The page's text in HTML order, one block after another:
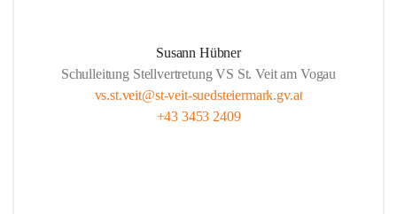
Susann Hübner
Schulleitung Stellvertretung VS St. Veit am Vogau
vs.st.veit@st-veit-suedsteiermark.gv.at
+43 3453 2409